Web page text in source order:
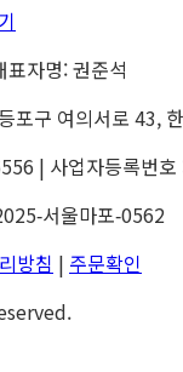
자명: 권준석
포구 여의서로 43,
| 사업자등록번
서울마포‑0562
방침 | 주문확인